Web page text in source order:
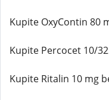
Kupite OxyContin 80
Kupite Percocet 10/
Kupite Ritalin 10 mg